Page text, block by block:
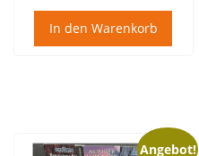
In den Warenkorb
Angebot!